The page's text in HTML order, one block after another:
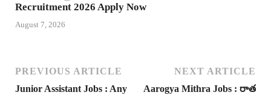
Recruitment 2026 Apply Now
August 7, 2026
PREVIOUS ARTICLE
Junior Assistant Jobs : Any
NEXT ARTICLE
Aarogya Mithra Jobs : రాత